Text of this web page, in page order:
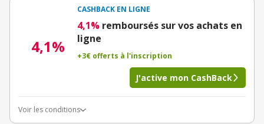
4,1%
CASHBACK EN LIGNE
4,1% remboursés sur vos achats en
ligne
+3€ offerts à l'inscription
J'active mon CashBack
Voir les conditions